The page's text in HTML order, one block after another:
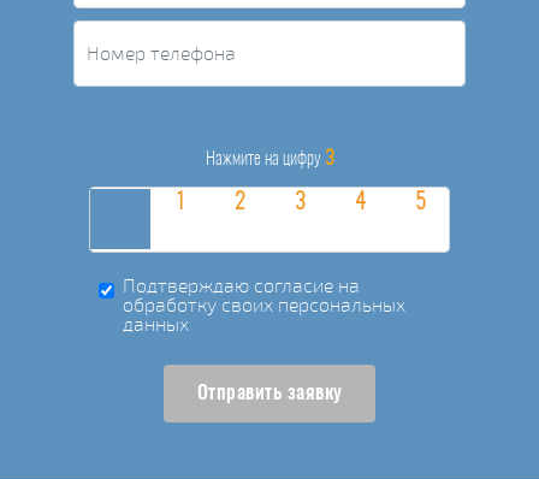
Нажмите на цифру 3
Подтверждаю согласие на
обработку своих персональных
данных
Отправить заявку